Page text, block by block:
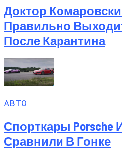
Доктор
Правильно
После Карантина
АВТО
Спорткары Porsche
Сравнили В Гонке